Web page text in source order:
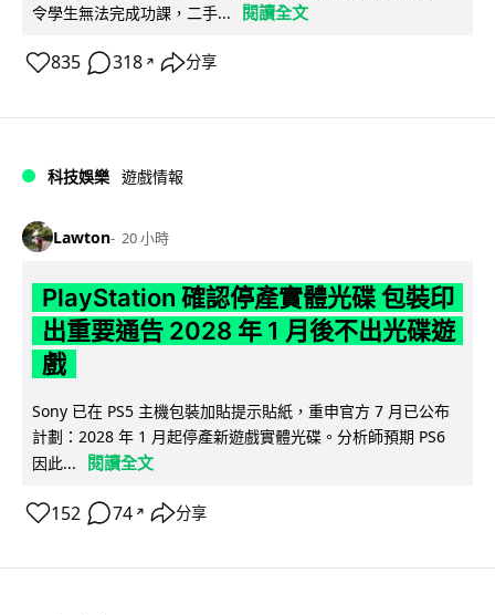
令學生無法完成功課，二手...
閱讀全文
835 318 ↗ 分享
科技娛樂 遊戲情報
Lawton 20 小時
PlayStation 確認停產實體光碟 包裝印
出重要通告 2028 年 1 月後不出光碟遊
戲
Sony 已在 PS5 主機包裝加貼提示貼紙，重申官方 7 月已公布
計劃：2028 年 1 月起停產新遊戲實體光碟。分析師預期 PS6
因此...
閱讀全文
152 74 ↗ 分享